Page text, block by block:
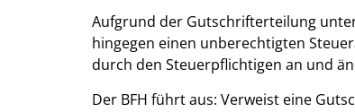
Aufgrund der Gutschrifterteilung
hingegen einen unberechtigten
durch den Steuerpflichtigen an und
Der BFH führt aus: Verweist eine